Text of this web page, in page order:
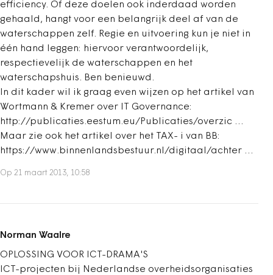
efficiency. Of deze doelen ook inderdaad worden
gehaald, hangt voor een belangrijk deel af van de
waterschappen zelf. Regie en uitvoering kun je niet in
één hand leggen: hiervoor verantwoordelijk,
respectievelijk de waterschappen en het
waterschapshuis. Ben benieuwd.
In dit kader wil ik graag even wijzen op het artikel van
Wortmann & Kremer over IT Governance:
http://publicaties.eestum.eu/Publicaties/overzic …
Maar zie ook het artikel over het TAX- i van BB:
https://www.binnenlandsbestuur.nl/digitaal/achter …
Op 21 maart 2013, 10:58
Norman Waalre
OPLOSSING VOOR ICT-DRAMA'S
ICT-projecten bij Nederlandse overheidsorganisaties